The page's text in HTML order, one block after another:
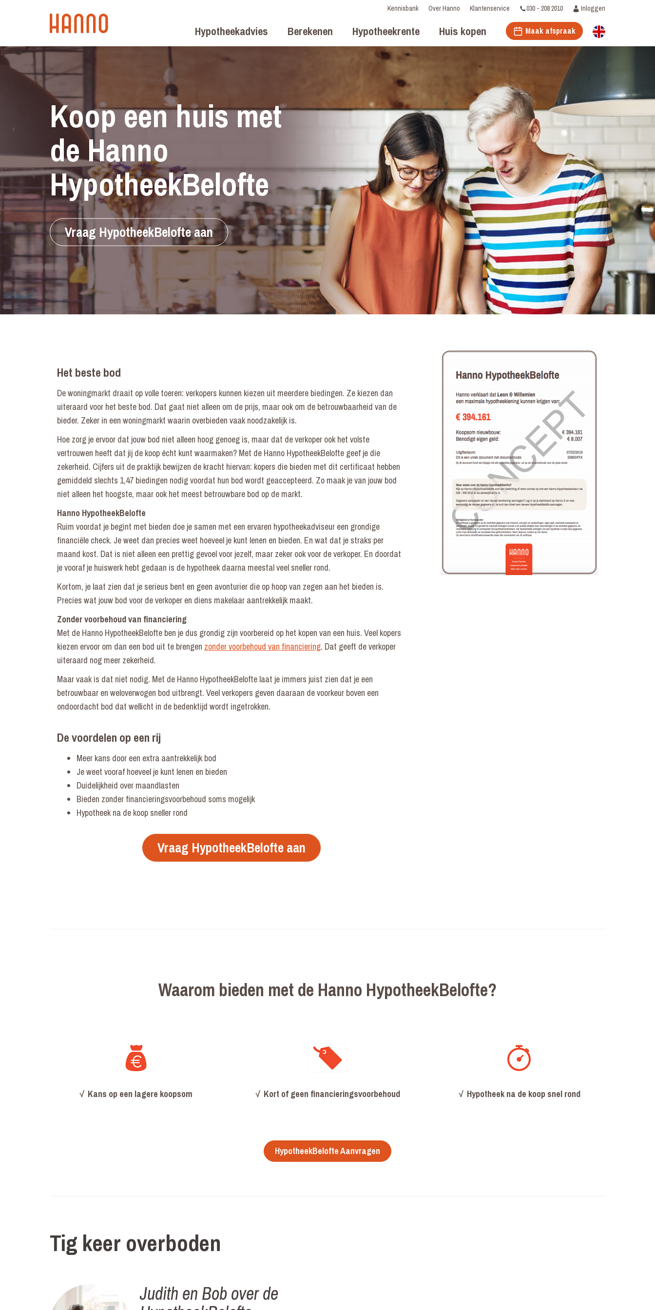
Kennisbank Over Hanno Klantenservice 030 - 208 2010 Inloggen
Hypotheekadvies Berekenen Hypotheekrente Huis kopen Maak afspraak
Koop een huis met
de Hanno
HypotheekBelofte
Vraag HypotheekBelofte aan
Het beste bod
De woningmarkt draait op volle toeren: verkopers kunnen kiezen uit meerdere biedingen. Ze kiezen dan
uiteraard voor het beste bod. Dat gaat niet alleen om de prijs, maar ook om de betrouwbaarheid van de
bieder. Zeker in een woningmarkt waarin overbieden vaak noodzakelijk is.
Hoe zorg je ervoor dat jouw bod niet alleen hoog genoeg is, maar dat de verkoper ook het volste
vertrouwen heeft dat jij de koop écht kunt waarmaken? Met de Hanno HypotheekBelofte geef je die
zekerheid. Cijfers uit de praktijk bewijzen de kracht hiervan: kopers die bieden met dit certificaat hebben
gemiddeld slechts 1,47 biedingen nodig voordat hun bod wordt geaccepteerd. Zo maak je van jouw bod
niet alleen het hoogste, maar ook het meest betrouwbare bod op de markt.
Hanno HypotheekBelofte
Ruim voordat je begint met bieden doe je samen met een ervaren hypotheekadviseur een grondige
financiële check. Je weet dan precies weet hoeveel je kunt lenen en bieden. En wat dat je straks per
maand kost. Dat is niet alleen een prettig gevoel voor jezelf, maar zeker ook voor de verkoper. En doordat
je vooraf je huiswerk hebt gedaan is de hypotheek daarna meestal veel sneller rond.
Kortom, je laat zien dat je serieus bent en geen avonturier die op hoop van zegen aan het bieden is.
Precies wat jouw bod voor de verkoper en diens makelaar aantrekkelijk maakt.
Zonder voorbehoud van financiering
Met de Hanno HypotheekBelofte ben je dus grondig zijn voorbereid op het kopen van een huis. Veel kopers
kiezen ervoor om dan een bod uit te brengen zonder voorbehoud van financiering. Dat geeft de verkoper
uiteraard nog meer zekerheid.
Maar vaak is dat niet nodig. Met de Hanno HypotheekBelofte laat je immers juist zien dat je een
betrouwbaar en weloverwogen bod uitbrengt. Veel verkopers geven daaraan de voorkeur boven een
ondoordacht bod dat wellicht in de bedenktijd wordt ingetrokken.
De voordelen op een rij
Meer kans door een extra aantrekkelijk bod
Je weet vooraf hoeveel je kunt lenen en bieden
Duidelijkheid over maandlasten
Bieden zonder financieringsvoorbehoud soms mogelijk
Hypotheek na de koop sneller rond
Vraag HypotheekBelofte aan
Waarom bieden met de Hanno HypotheekBelofte?
√Kans op een lagere koopsom √Kort of geen financieringsvoorbehoud √Hypotheek na de koop snel rond
HypotheekBelofte Aanvragen
Tig keer overboden
Judith en Bob over de